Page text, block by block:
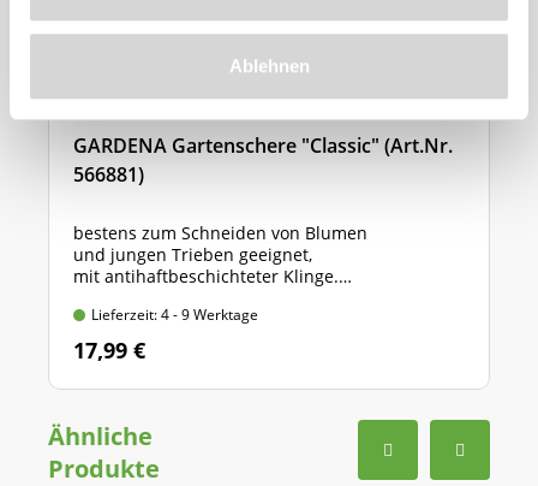
Ablehnen
GARDENA Gartenschere "Classic" (Art.Nr.
566881)
bestens zum Schneiden von Blumen
und jungen Trieben geeignet,
mit antihaftbeschichteter Klinge.
Lieferzeit: 4 - 9 Werktage
17,99 €
Ähnliche
Produkte